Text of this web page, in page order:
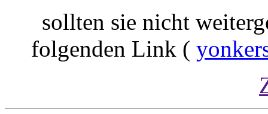
sollten sie nicht
folgenden Link (